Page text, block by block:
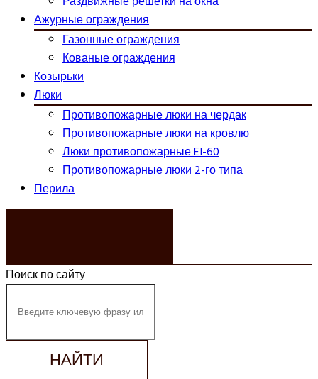
Ажурные ограждения
Газонные ограждения
Кованые ограждения
Козырьки
Люки
Противопожарные люки на чердак
Противопожарные люки на кровлю
Люки противопожарные EI-60
Противопожарные люки 2-го типа
Перила
Поиск по сайту
НАЙТИ